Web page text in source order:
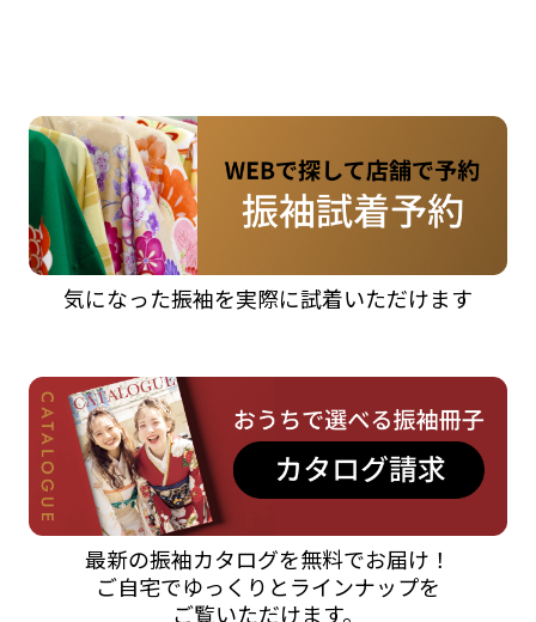
気になった振袖を実際に試着いただけます
最新の振袖カタログを無料でお届け！
ご自宅でゆっくりとラインナップを
ご覧いただけます。